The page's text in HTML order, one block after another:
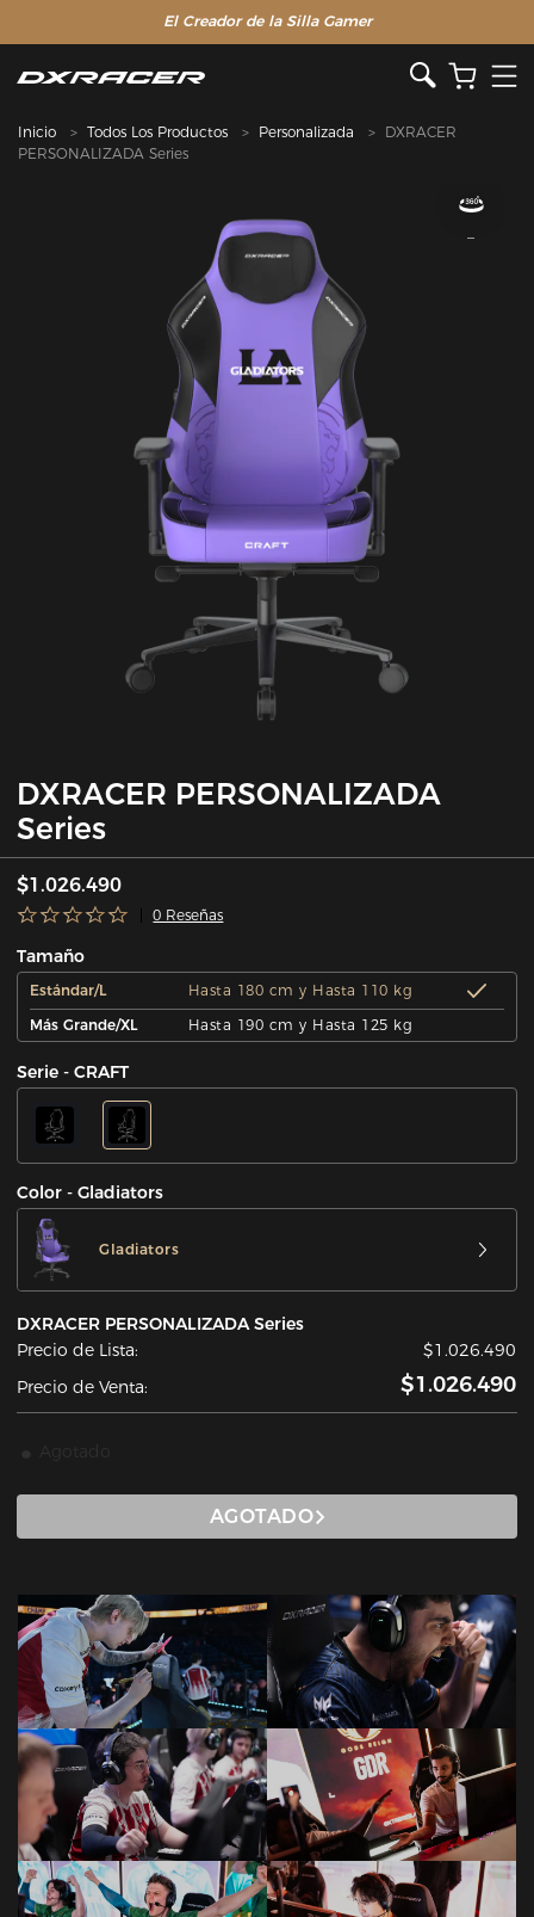
El Creador de la Silla Gamer
Inicio Todos Los Productos Personalizada
DXRACER
PERSONALIZADA Series
DXRACER PERSONALIZADA
Series
$1.026.490
0 Reseñas
Tamaño
Estándar/L
Hasta 180 cm y Hasta 110 kg
Más Grande/XL
Hasta 190 cm y Hasta 125 kg
Serie - CRAFT
Color - Gladiators
Gladiators
DXRACER PERSONALIZADA Series
Precio de Lista:
$1.026.490
Precio de Venta:
$1.026.490
AGOTADO